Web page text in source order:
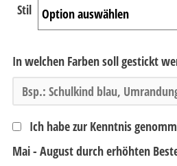
Stil
In welchen Farben soll gestickt
Ich habe zur Kenntnis
Mai - August durch erhöhten